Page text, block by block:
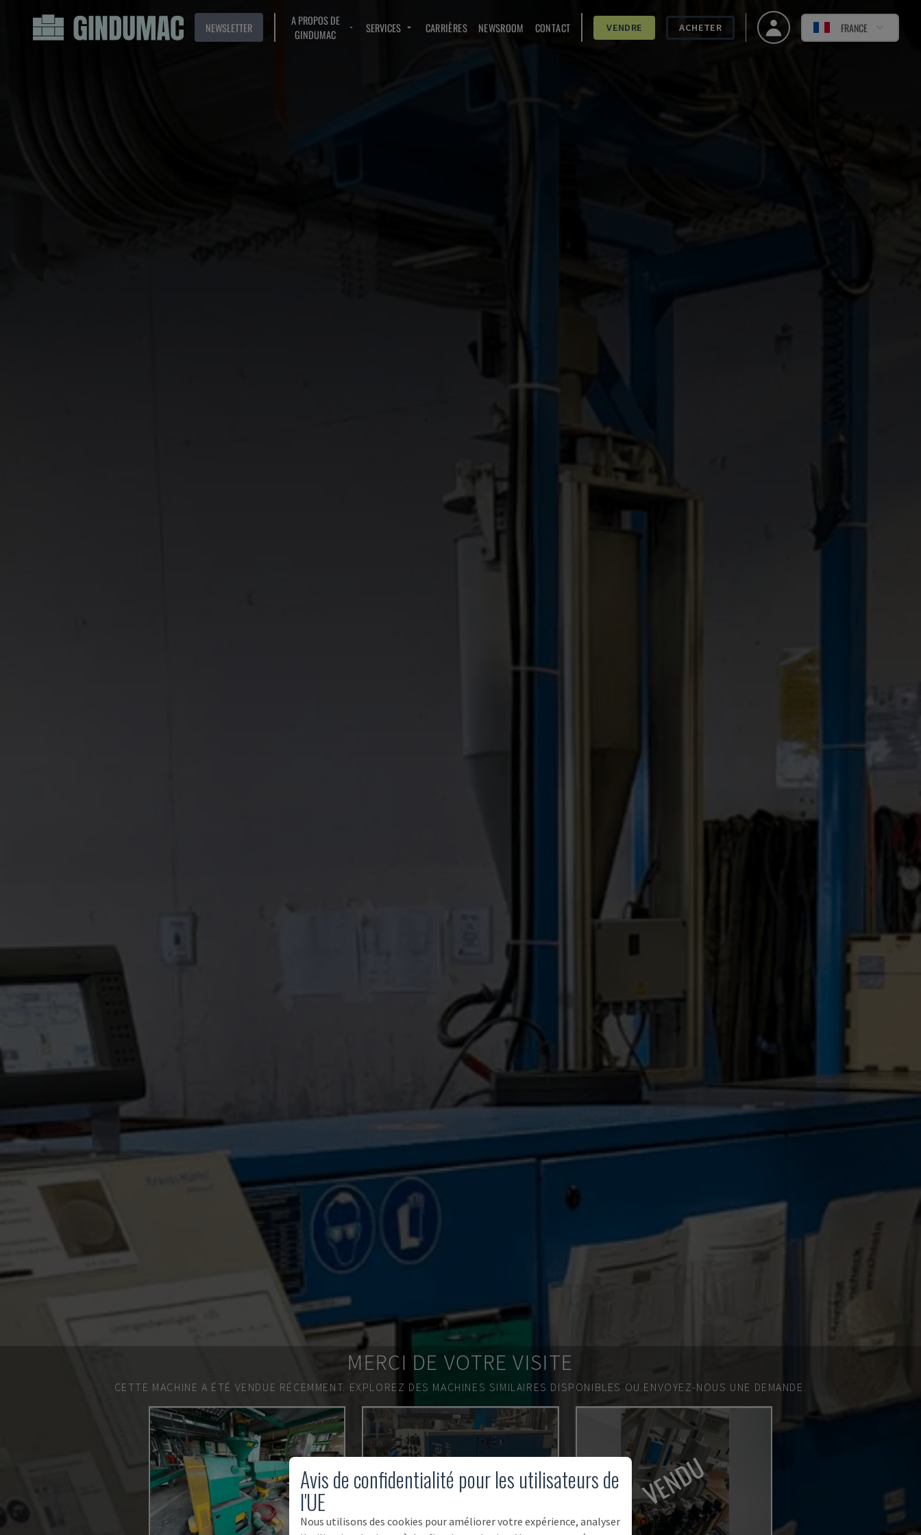
NEWSLETTER
A PROPOS DE
GINDUMAC
SERVICES CARRIÈRES NEWSROOM CONTACT VENDRE ACHETER FRANCE
MERCI DE VOTRE VISITE
CETTE MACHINE A ÉTÉ VENDUE RÉCEMMENT. EXPLOREZ DES MACHINES SIMILAIRES DISPONIBLES OU ENVOYEZ-NOUS UNE DEMANDE.
VENDU VENDU
Avis de confidentialité pour les utilisateurs de
l'UE
Nous utilisons des cookies pour améliorer votre expérience, analyser